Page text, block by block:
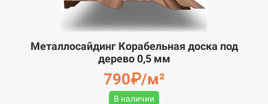
Металлосайдинг Корабельная доска под
дерево 0,5 мм
790₽/м²
В наличии